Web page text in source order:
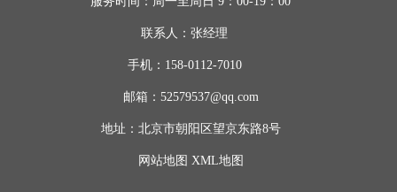
联系人：张经理
手机：158-0112-7010
邮箱：52579537@qq.com
地址：北京市朝阳区望京东路8号
网站地图 XML地图